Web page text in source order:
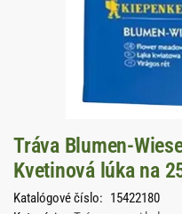
Tráva Blumen-
Kvetinová lúka na
Katalógové číslo: 15422180